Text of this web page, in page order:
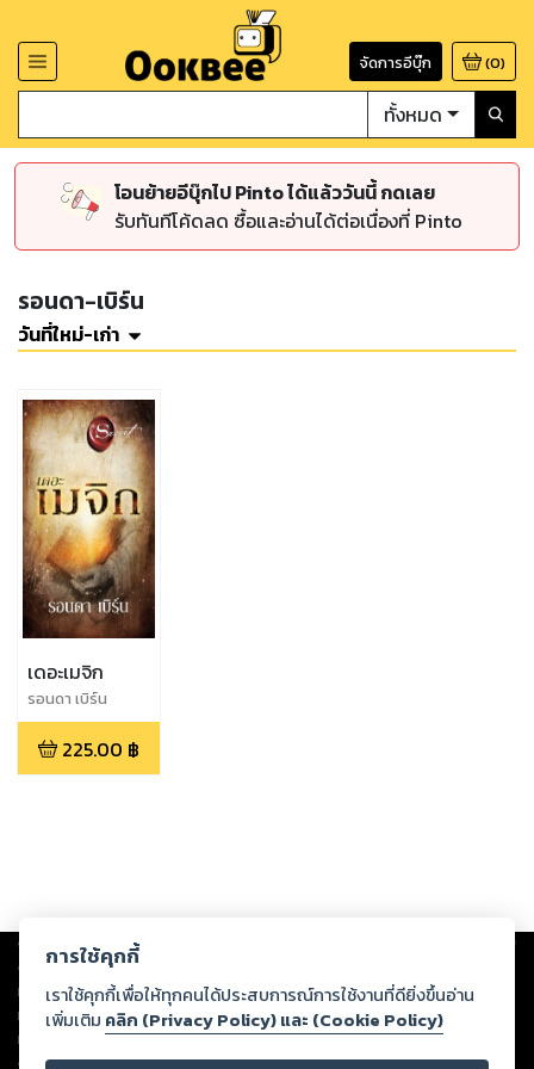
จัดการอีบุ๊ก (0)
ทั้งหมด
โอนย้ายอีบุ๊กไป Pinto ได้แล้ววันนี้ กดเลย
รับทันทีโค้ดลด ซื้อและอ่านได้ต่อเนื่องที่ Pinto
รอนดา-เบิร์น
วันที่ใหม่-เก่า
เดอะเมจิก
รอนดา เบิร์น
225.00 ฿
Copyright © 2026
ต่อผลงานหรือเนื้อหาใดที่อัปโหลดผ่านเว็บไซต์และปรากฏว่าละเมิดสิทธิใน
ทรัพย์สินทางปัญญาของบุคคลอื่นหรือขัดต่อกฎหมายและศีลธรรม ดังนั้น ผู้อ่าน
ทุกท่านโปรดใช้วิจารณญาณในการกลั่นกรองด้วยตนเอง และหากท่านพบว่าส่วน
หนึ่งส่วนใดขัดต่อกฎหมายและศีลธรรม กรุณาแจ้งมายังบริษัท เพื่อทีมงานจะได้
ดำเนินการในทันที ทั้งนี้ ทางสตอรี่ล็อกขอสงวนลิขสิทธิ์ตามพระราชบัญญัติ
การใช้คุกกี้
เราใช้คุกกี้เพื่อให้ทุกคนได้ประสบการณ์การใช้งานที่ดียิ่งขึ้นอ่าน
เพิ่มเติม คลิก (Privacy Policy) และ (Cookie Policy)